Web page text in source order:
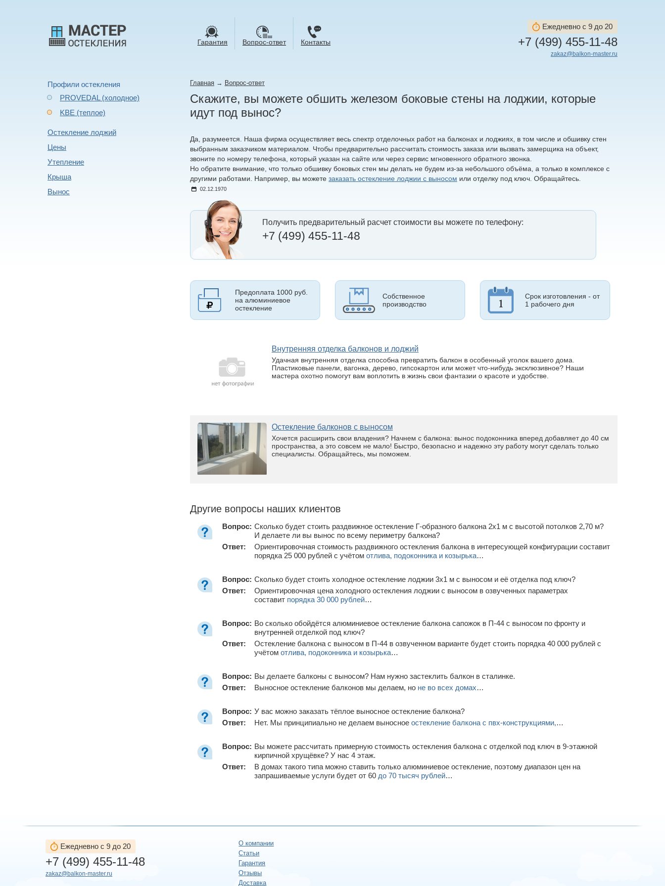
Гарантия Вопрос-ответ Контакты
Ежедневно с 9 до 20
+7 (499) 455-11-48
zakaz@balkon-master.ru
Профили остекления
PROVEDAL (холодное)
KBE (теплое)
Остекление лоджий
Цены
Утепление
Крыша
Вынос
Главная → Вопрос-ответ
Скажите, вы можете обшить железом боковые стены на лоджии, которые
идут под вынос?
Да, разумеется. Наша фирма осуществляет весь спектр отделочных работ на балконах и лоджиях, в том числе и обшивку стен
выбранным заказчиком материалом. Чтобы предварительно рассчитать стоимость заказа или вызвать замерщика на объект,
звоните по номеру телефона, который указан на сайте или через сервис мгновенного обратного звонка.
Но обратите внимание, что только обшивку боковых стен мы делать не будем из-за небольшого объёма, а только в комплексе с
другими работами. Например, вы можете заказать остекление лоджии с выносом или отделку под ключ. Обращайтесь.
02.12.1970
Получить предварительный расчет стоимости вы можете по телефону:
+7 (499) 455-11-48
Предоплата 1000 руб.
на алюминиевое
остекление
Собственное
производство
Срок изготовления - от
1 рабочего дня
Внутренняя отделка балконов и лоджий
Удачная внутренняя отделка способна превратить балкон в особенный уголок вашего дома.
Пластиковые панели, вагонка, дерево, гипсокартон или может что-нибудь эксклюзивное? Наши
мастера охотно помогут вам воплотить в жизнь свои фантазии о красоте и удобстве.
Остекление балконов с выносом
Хочется расширить свои владения? Начнем с балкона: вынос подоконника вперед добавляет до 40 см
пространства, а это совсем не мало! Быстро, безопасно и надежно эту работу могут сделать только
специалисты. Обращайтесь, мы поможем.
Другие вопросы наших клиентов
Вопрос: Сколько будет стоить раздвижное остекление Г-образного балкона 2х1 м с высотой потолков 2,70 м?
И делаете ли вы вынос по всему периметру балкона?
Ответ:
Ориентировочная стоимость раздвижного остекления балкона в интересующей конфигурации составит
порядка 25 000 рублей с учётом отлива, подоконника и козырька…
Вопрос: Сколько будет стоить холодное остекление лоджии 3х1 м с выносом и её отделка под ключ?
Ответ:
Ориентировочная цена холодного остекления лоджии с выносом в озвученных параметрах
составит порядка 30 000 рублей…
Вопрос: Во сколько обойдётся алюминиевое остекление балкона сапожок в П-44 с выносом по фронту и
внутренней отделкой под ключ?
Ответ:
Остекление балкона с выносом в П-44 в озвученном варианте будет стоить порядка 40 000 рублей с
учётом отлива, подоконника и козырька…
Вопрос: Вы делаете балконы с выносом? Нам нужно застеклить балкон в сталинке.
Ответ:
Выносное остекление балконов мы делаем, но не во всех домах…
Вопрос: У вас можно заказать тёплое выносное остекление балкона?
Ответ:
Нет. Мы принципиально не делаем выносное остекление балкона с пвх-конструкциями,…
Вопрос: Вы можете рассчитать примерную стоимость остекления балкона с отделкой под ключ в 9-этажной
кирпичной хрущёвке? У нас 4 этаж.
Ответ:
В домах такого типа можно ставить только алюминиевое остекление, поэтому диапазон цен на
запрашиваемые услуги будет от 60 до 70 тысяч рублей…
Ежедневно с 9 до 20
+7 (499) 455-11-48
zakaz@balkon-master.ru
О компании
Статьи
Гарантия
Отзывы
Доставка